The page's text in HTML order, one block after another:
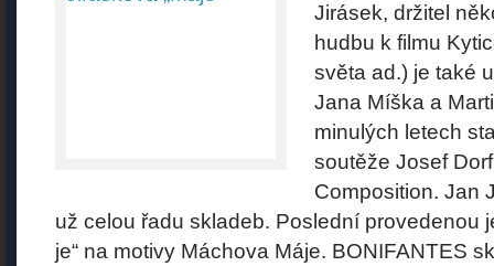
Jirásek, držitel
hudbu k filmu
světa ad.) je také
Jana Míška a
minulých letech
soutěže Josef
Composition. Jan
už celou řadu skladeb. Poslední provedenou
je“ na motivy Máchova Máje. BONIFANTES